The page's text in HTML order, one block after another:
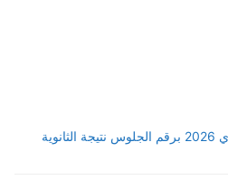
معرفة نتيجة الصف الثالث الثانوي 2026 برقم الجلوس نتيجة الثانوية